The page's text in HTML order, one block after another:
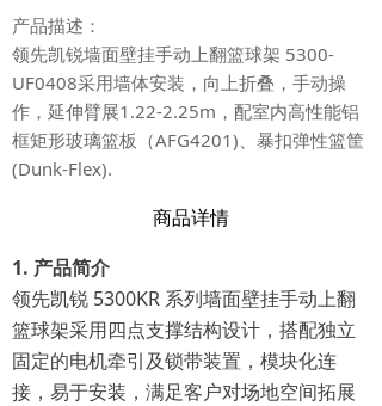
产品描述：
领先凯锐墙面壁挂手动上翻篮球架 5300-
UF0408采用墙体安装，向上折叠，手动操
作，延伸臂展1.22-2.25m，配室内高性能铝
框矩形玻璃篮板（AFG4201)、暴扣弹性篮筐
(Dunk-Flex).
商品详情
1. 产品简介
领先凯锐 5300KR 系列墙面壁挂手动上翻
篮球架采用四点支撑结构设计，搭配独立
固定的电机牵引及锁带装置，模块化连
接，易于安装，满足客户对场地空间拓展